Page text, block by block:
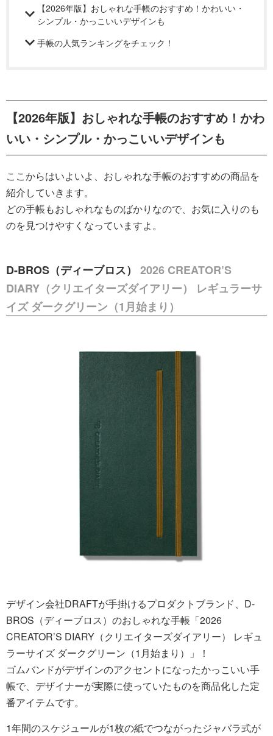
【2026年版】おしゃれな手帳のおすすめ！かわいい・
シンプル・かっこいいデザインも
手帳の人気ランキングをチェック！
【2026年版】おしゃれな手帳のおすすめ！かわ
いい・シンプル・かっこいいデザインも
ここからはいよいよ、おしゃれな手帳のおすすめの商品を
紹介していきます。
どの手帳もおしゃれなものばかりなので、お気に入りのも
のを見つけやすくなっていますよ。
D-BROS（ディーブロス） 2026 CREATOR’S
DIARY（クリエイターズダイアリー） レギュラーサ
イズ ダークグリーン（1月始まり）
デザイン会社DRAFTが手掛けるプロダクトブランド、D-
BROS（ディーブロス）のおしゃれな手帳「2026
CREATOR’S DIARY（クリエイターズダイアリー） レギュ
ラーサイズ ダークグリーン（1月始まり）」！
ゴムバンドがデザインのアクセントになったかっこいい手
帳で、デザイナーが実際に使っていたものを商品化した定
番アイテムです。
1年間のスケジュールが1枚の紙でつながったジャバラ式が